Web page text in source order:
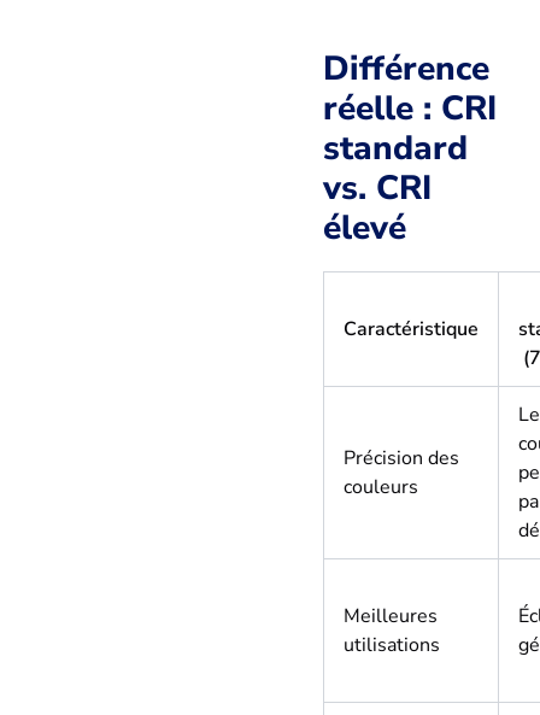
Différence
réelle : CRI
standard
vs. CRI
élevé
Caractéristique
Précision des
couleurs
Meilleures
utilisations